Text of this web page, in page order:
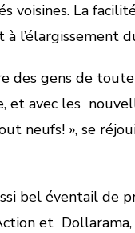
La facilité
l’élargissement
des gens de
avec les
neufs! », se
bel éventail de
et